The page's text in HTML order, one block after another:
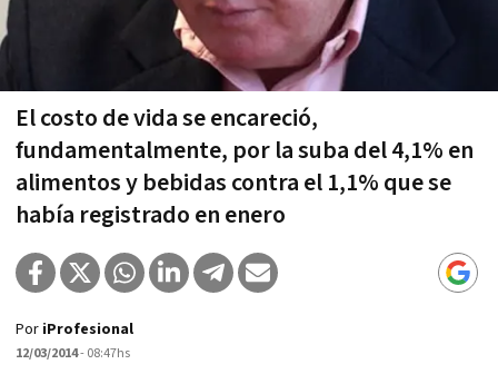
El costo de vida se encareció,
fundamentalmente, por la suba del 4,1% en
alimentos y bebidas contra el 1,1% que se
había registrado en enero
Por iProfesional
12/03/2014- 08:47hs